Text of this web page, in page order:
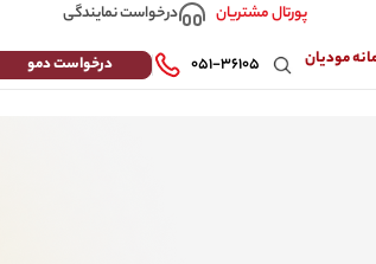
پورتال مشتریان
درخواست نمایندگی
۰۵۱-۳۶۱۰۵ درخواست دمو